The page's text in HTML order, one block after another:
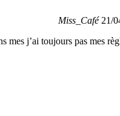
Miss_Café 21/
mes j’ai toujours pas mes